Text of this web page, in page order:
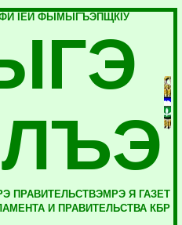
IЕЙ ФЫМЫГЪЭПЩКIУ
ПРАВИТЕЛЬСТВЭМРЭ Я ГАЗЕТ
И ПРАВИТЕЛЬСТВА КБР